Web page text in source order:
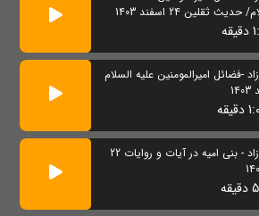
ثقلین 24 اسفند 1403
-فضائل امیرالمومنین علیه السلام
تریبون آزاد - بنی امیه در آیات و روایات 22